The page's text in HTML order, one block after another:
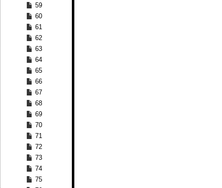
59
60
61
62
63
64
65
66
67
68
69
70
71
72
73
74
75